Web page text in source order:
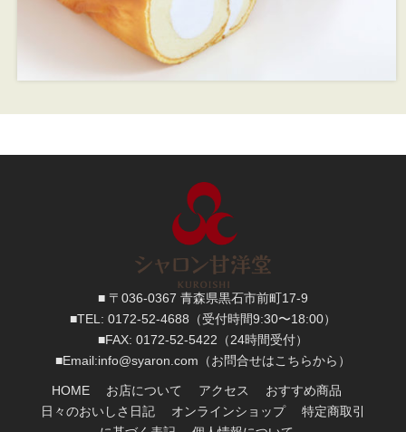
■ 〒036-0367 青森県黒石市前町17-9
■TEL: 0172-52-4688 （受付時間9:30〜18:00）
■FAX: 0172-52-5422 （24時間受付）
■Email:info@syaron.com （お問合せはこちらから）
HOME お店について アクセス
おすすめ商品
日々のおいしさ日記
オンラインショップ
特定商取引